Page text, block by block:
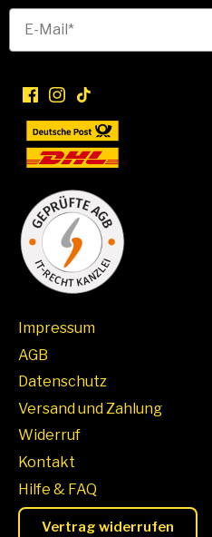
Impressum
AGB
Datenschutz
Versand und Zahlung
Widerruf
Kontakt
Hilfe & FAQ
Vertrag widerrufen